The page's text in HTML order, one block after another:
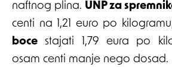
naftnog plina. UNP za
centi na 1,21 euro po
boce stajati 1,79 eura po
osam centi manje nego dosad.